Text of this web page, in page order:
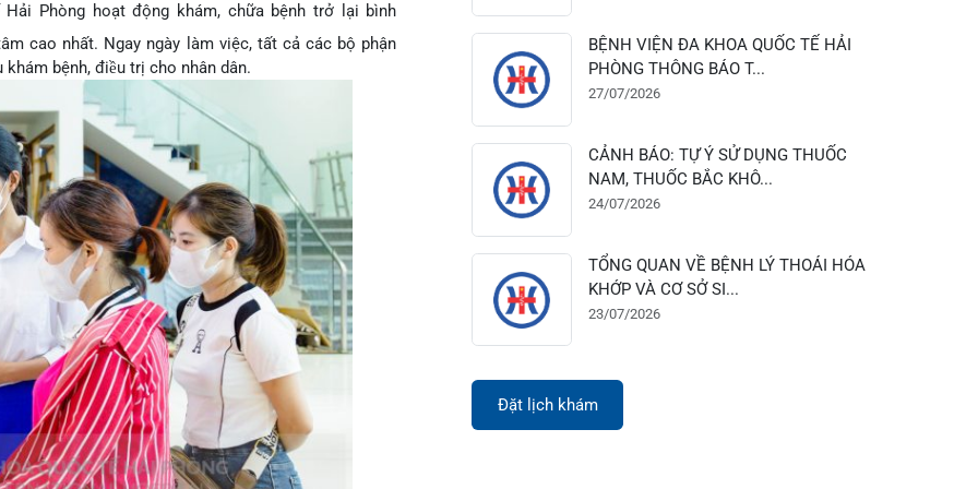
sức
cứu – Hồi sức tích cực
hợp
Tiết Niệu Nam học
thương chỉnh hình
năng
khách hàng
sàng
0225-3955 888
quả xét nghiệm
đơn
Hải Phòng hoạt động khám, chữa bệnh trở lại bình
tâm cao nhất. Ngay ngày làm việc, tất cả các bộ phận
khám bệnh, điều trị cho nhân dân.
BỆNH VIỆN ĐA KHOA QUỐC TẾ HẢI
PHÒNG THÔNG BÁO T...
CẢNH BÁO: TỰ Ý SỬ DỤNG THUỐC
NAM, THUỐC BẮC KHÔ...
TỔNG QUAN VỀ BỆNH LÝ THOÁI HÓA